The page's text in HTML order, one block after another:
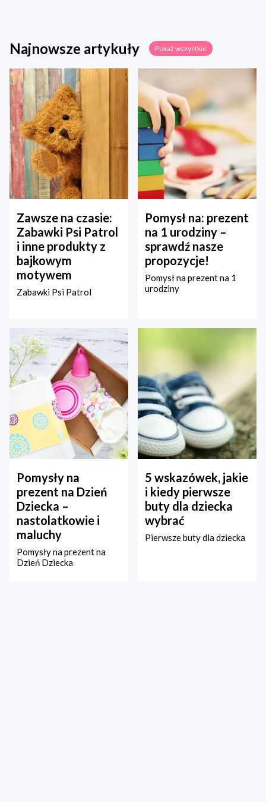
Najnowsze artykuły Pokaż wszystkie
Zawsze na czasie:
Zabawki Psi Patrol
i inne produkty z
bajkowym
motywem
Zabawki Psi Patrol
Pomysł na: prezent
na 1 urodziny –
sprawdź nasze
propozycje!
Pomysł na prezent na 1
urodziny
Pomysły na
prezent na Dzień
Dziecka –
nastolatkowie i
maluchy
Pomysły na prezent na
Dzień Dziecka
5 wskazówek, jakie
i kiedy pierwsze
buty dla dziecka
wybrać
Pierwsze buty dla dziecka